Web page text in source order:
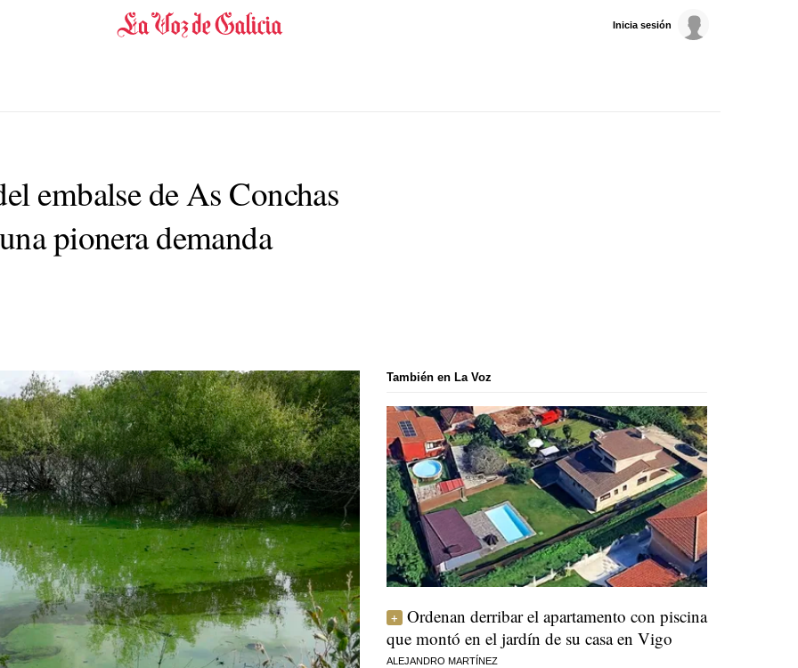
Inicia sesión
embalse de As Conchas
pionera demanda
También en La Voz
Ordenan derribar el apartamento con piscina
que montó en el jardín de su casa en Vigo
ALEJANDRO MARTÍNEZ